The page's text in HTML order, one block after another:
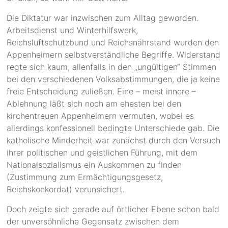
Die Diktatur war inzwischen zum Alltag geworden.
Arbeitsdienst und Winterhilfswerk,
Reichsluftschutzbund und Reichsnährstand wurden den
Appenheimern selbstverständliche Begriffe. Widerstand
regte sich kaum, allenfalls in den „ungültigen“ Stimmen
bei den verschiedenen Volksabstimmungen, die ja keine
freie Entscheidung zuließen. Eine – meist innere –
Ablehnung läßt sich noch am ehesten bei den
kirchentreuen Appenheimern vermuten, wobei es
allerdings konfessionell bedingte Unterschiede gab. Die
katholische Minderheit war zunächst durch den Versuch
ihrer politischen und geistlichen Führung, mit dem
Nationalsozialismus ein Auskommen zu finden
(Zustimmung zum Ermächtigungsgesetz,
Reichskonkordat) verunsichert.
Doch zeigte sich gerade auf örtlicher Ebene schon bald
der unversöhnliche Gegensatz zwischen dem